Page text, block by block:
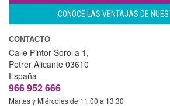
CONOCE LAS VENTAJAS DE
CONTACTO
Calle Pintor Sorolla 1,
Petrer Alicante 03610
España
966 952 666
Martes y Miércoles de 11:00 a 13:30